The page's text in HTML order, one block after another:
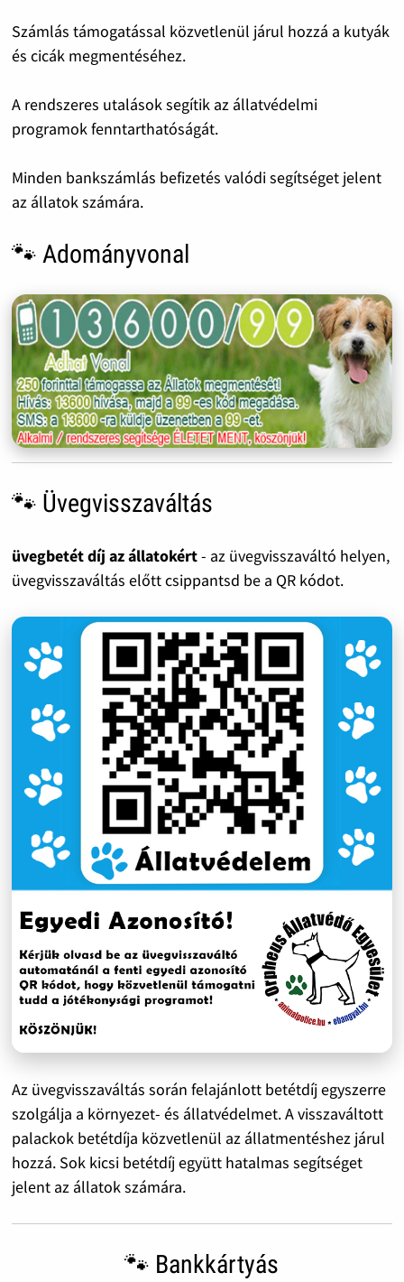
Számlás támogatással közvetlenül járul hozzá a kutyák
és cicák megmentéséhez.
A rendszeres utalások segítik az állatvédelmi
programok fenntarthatóságát.
Minden bankszámlás befizetés valódi segítséget jelent
az állatok számára.
🐾 Adományvonal
🐾 Üvegvisszaváltás
üvegbetét díj az állatokért- az üvegvisszaváltó helyen,
üvegvisszaváltás előtt csippantsd be a QR kódot.
Az üvegvisszaváltás során felajánlott betétdíj egyszerre
szolgálja a környezet- és állatvédelmet. A visszaváltott
palackok betétdíja közvetlenül az állatmentéshez járul
hozzá. Sok kicsi betétdíj együtt hatalmas segítséget
jelent az állatok számára.
🐾 Bankkártyás